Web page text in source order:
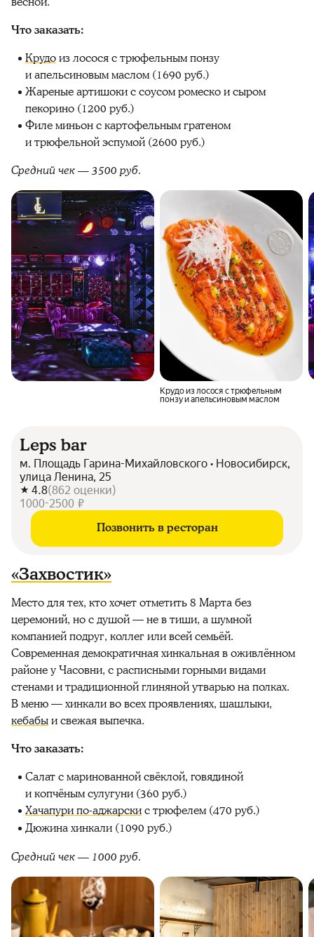
Что заказать:
Крудоиз лосося с трюфельным понзу
и апельсиновым маслом (1690 руб.)
Жареные артишоки с соусом ромеско и сыром
пекорино (1200 руб.)
Филе миньон с картофельным гратеном
и трюфельной эспумой (2600 руб.)
Средний чек — 3500 руб.
Крудо из лосося с трюфельным
понзу и апельсиновым маслом
Leps bar
м. Площадь Гарина-Михайловского • Новосибирск,
улица Ленина, 25
4.8(862 оценки)
1000-2500 ₽
Позвонить в ресторан
«Захвостик»
Место для тех, кто хочет отметить 8 Марта без
церемоний, но с душой — не в тиши, а шумной
компанией подруг, коллег или всей семьёй.
Современная демократичная хинкальная в оживлённом
районе у Часовни, с расписными горными видами
стенами и традиционной глиняной утварью на полках.
В меню — хинкали во всех проявлениях, шашлыки,
кебабыи свежая выпечка.
Что заказать:
Салат с маринованной свёклой, говядиной
и копчёным сулугуни (360 руб.)
Хачапури по-аджарскис трюфелем (470 руб.)
Дюжина хинкали (1090 руб.)
Средний чек — 1000 руб.